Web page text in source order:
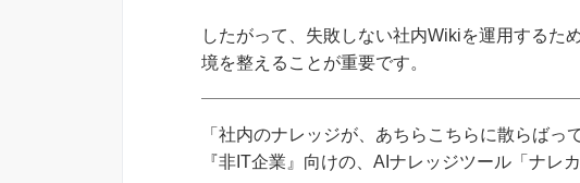
したがって、失敗しない社内Wikiを運用するた
境を整えることが重要です。
「社内のナレッジが、あちらこちらに散らばっ
『非IT企業』向けの、AIナレッジツール「ナレカ